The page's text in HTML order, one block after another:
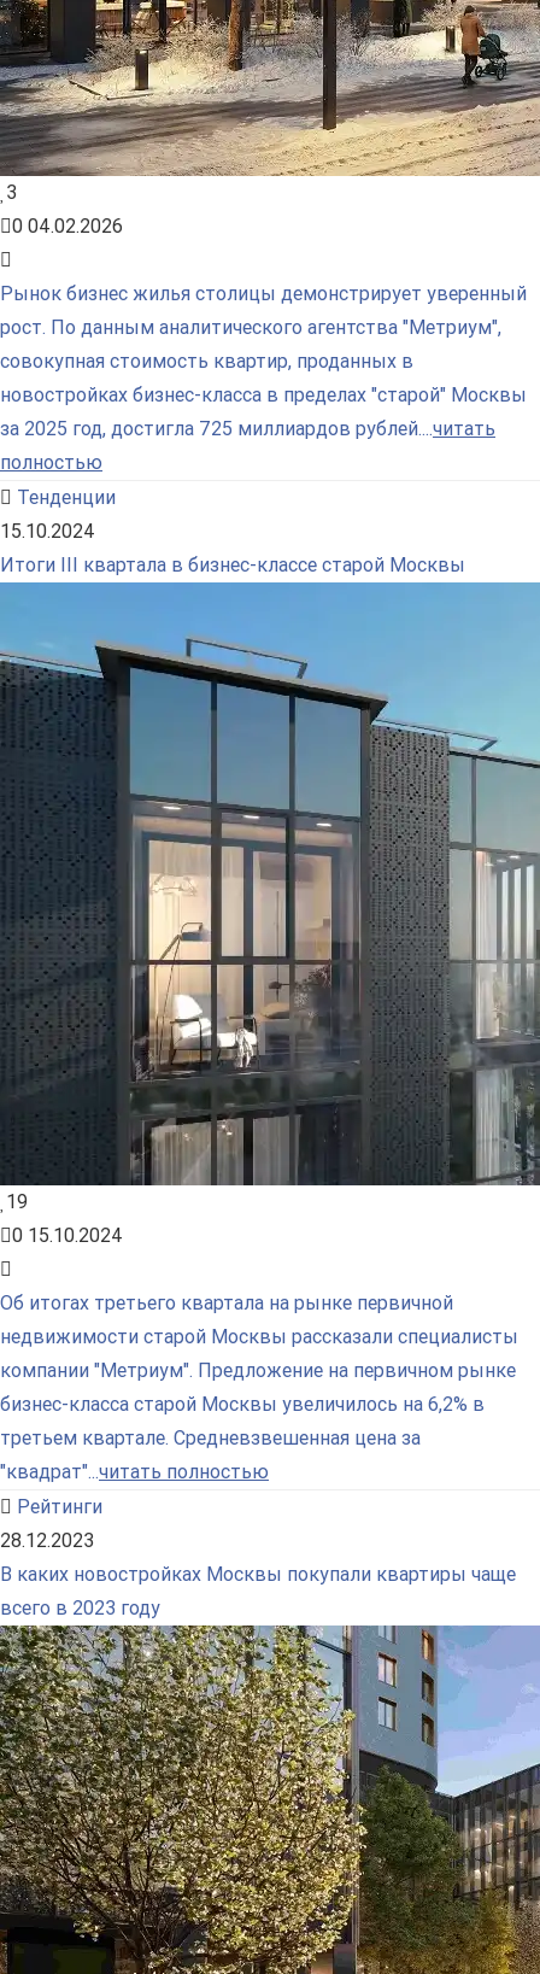
3
0 04.02.2026
Рынок бизнес жилья столицы демонстрирует уверенный
рост. По данным аналитического агентства "Метриум",
совокупная стоимость квартир, проданных в
новостройках бизнес-класса в пределах "старой" Москвы
за 2025 год, достигла 725 миллиардов рублей....читать
полностью
Тенденции
15.10.2024
Итоги III квартала в бизнес-классе старой Москвы
19
0 15.10.2024
Об итогах третьего квартала на рынке первичной
недвижимости старой Москвы рассказали специалисты
компании "Метриум". Предложение на первичном рынке
бизнес-класса старой Москвы увеличилось на 6,2% в
третьем квартале. Средневзвешенная цена за
"квадрат"...читать полностью
Рейтинги
28.12.2023
В каких новостройках Москвы покупали квартиры чаще
всего в 2023 году